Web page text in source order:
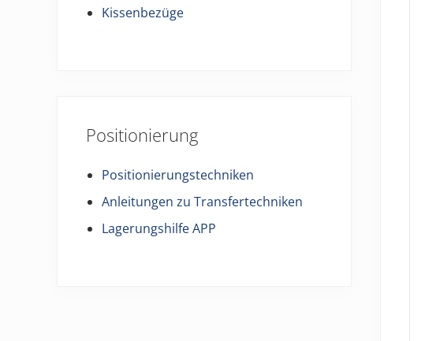
Kissenbezüge
Positionierung
Positionierungstechniken
Anleitungen zu Transfertechniken
Lagerungshilfe APP